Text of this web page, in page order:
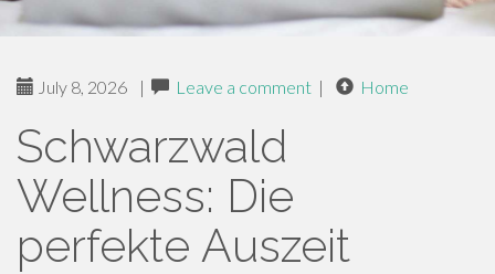
July 8, 2026 | Leave a comment | Home
Schwarzwald
Wellness: Die
perfekte Auszeit